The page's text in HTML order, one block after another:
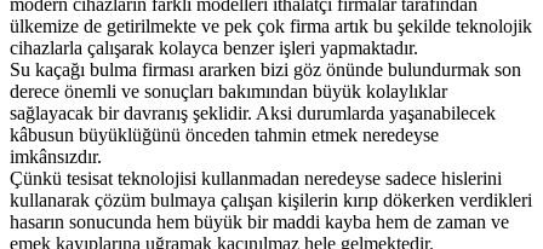
modern cihazların farklı modelleri ithalatçı firmalar tarafından
ülkemize de getirilmekte ve pek çok firma artık bu şekilde teknolojik
cihazlarla çalışarak kolayca benzer işleri yapmaktadır.
Su kaçağı bulma firması ararken bizi göz önünde bulundurmak son
derece önemli ve sonuçları bakımından büyük kolaylıklar
sağlayacak bir davranış şeklidir. Aksi durumlarda yaşanabilecek
kâbusun büyüklüğünü önceden tahmin etmek neredeyse
imkânsızdır.
Çünkü tesisat teknolojisi kullanmadan neredeyse sadece hislerini
kullanarak çözüm bulmaya çalışan kişilerin kırıp dökerken verdikleri
hasarın sonucunda hem büyük bir maddi kayba hem de zaman ve
emek kayıplarına uğramak kaçınılmaz hele gelmektedir.